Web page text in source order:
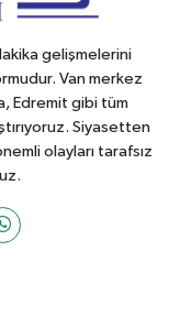
gelişmelerini
Van merkez
Edremit gibi tüm
Siyasetten
olayları tarafsız